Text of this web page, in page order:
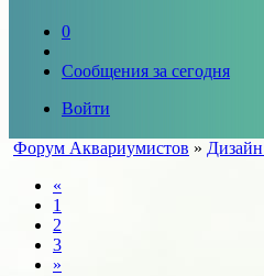
0
Сообщения за сегодня
Войти
Форум Аквариумистов »
«
1
2
3
»